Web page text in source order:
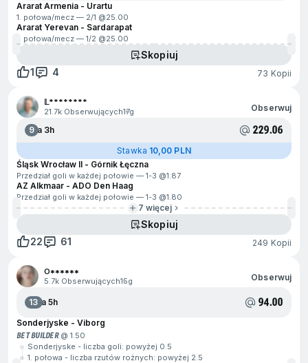
Ararat Armenia - Urartu
1. połowa/mecz — 2/1 @25.00
Ararat Yerevan - Sardarapat
1. połowa/mecz — 1/2 @25.00
Skopiuj
1
4 73 Kopii
𝕃********
21.7k Obserwujących17g Obserwuj
9Za 3h 229.06
Stawka 10,00 PLN
Śląsk Wrocław II - Górnik Łęczna
Przedział goli w każdej połowie — 1-3 @1.87
AZ Alkmaar - ADO Den Haag
Przedział goli w każdej połowie — 1-3 @1.80
7 więcej
Skopiuj
22
61 249 Kopii
O******
5.7k Obserwujących15g Obserwuj
13Za 5h 94.00
Sonderjyske - Viborg
BET BUILDER@ 1.50
Sonderjyske - liczba goli: powyżej 0.5
1. połowa - liczba rzutów rożnych: powyżej 2.5